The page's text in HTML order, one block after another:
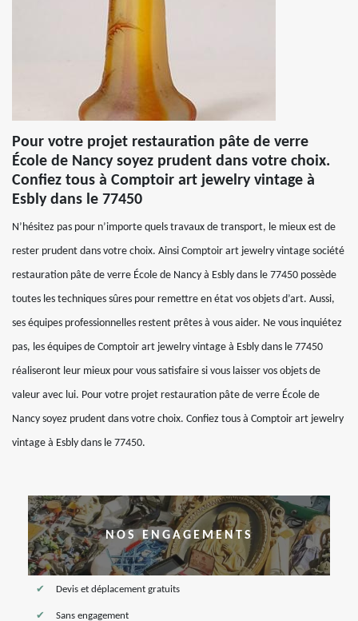
Pour votre projet restauration pâte de verre
École de Nancy soyez prudent dans votre choix.
Confiez tous à Comptoir art jewelry vintage à
Esbly dans le 77450
N’hésitez pas pour n’importe quels travaux de transport, le mieux est de
rester prudent dans votre choix. Ainsi Comptoir art jewelry vintage société
restauration pâte de verre École de Nancy à Esbly dans le 77450 possède
toutes les techniques sûres pour remettre en état vos objets d’art. Aussi,
ses équipes professionnelles restent prêtes à vous aider. Ne vous inquiétez
pas, les équipes de Comptoir art jewelry vintage à Esbly dans le 77450
réaliseront leur mieux pour vous satisfaire si vous laisser vos objets de
valeur avec lui. Pour votre projet restauration pâte de verre École de
Nancy soyez prudent dans votre choix. Confiez tous à Comptoir art jewelry
vintage à Esbly dans le 77450.
NOS ENGAGEMENTS
Devis et déplacement gratuits
Sans engagement